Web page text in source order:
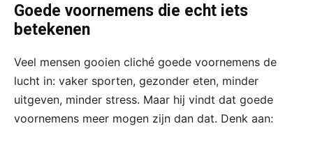
Goede voornemens die echt iets
betekenen
Veel mensen gooien cliché goede voornemens de
lucht in: vaker sporten, gezonder eten, minder
uitgeven, minder stress. Maar hij vindt dat goede
voornemens meer mogen zijn dan dat. Denk aan: